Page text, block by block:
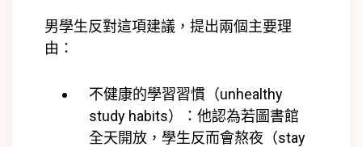
男學生反對這項建議，提出兩個主要理
由：
不健康的學習習慣（unhealthy
study habits）：他認為若圖書館
全天開放，學生反而會熬夜（stay